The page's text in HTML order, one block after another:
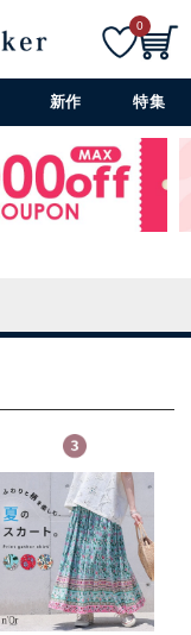
詳細検索+
0
新作 特集